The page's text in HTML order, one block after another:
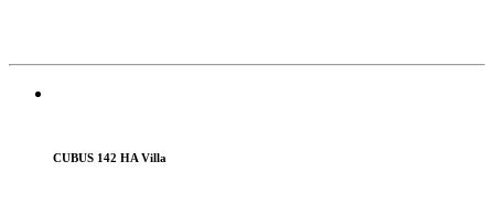
CUBUS 142 HA Villa